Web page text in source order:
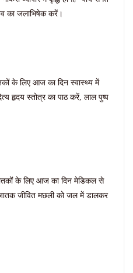
का जलाभिषेक करें।
के लिए आज का दिन स्वास्थ्य में
हृदय स्तोत्र का पाठ करें, लाल पुष्प
के लिए आज का दिन मेडिकल से
जीवित मछली को जल में डालकर